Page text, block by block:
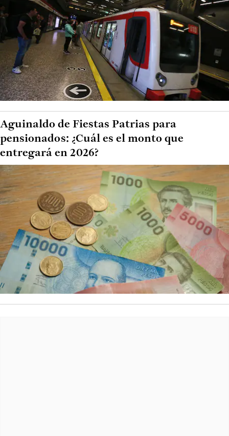
Aguinaldo de Fiestas Patrias para
pensionados: ¿Cuál es el monto que
entregará en 2026?